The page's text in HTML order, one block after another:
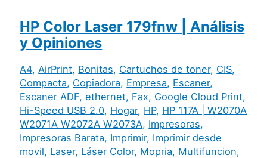
HP Color Laser 179fnw | Análisis
y Opiniones
A4, AirPrint, Bonitas, Cartuchos de toner, CIS,
Compacta, Copiadora, Empresa, Escaner,
Escaner ADF,ethernet, Fax, Google Cloud Print,
Hi-Speed USB 2.0, Hogar, HP, HP 117A | W2070A
W2071A W2072A W2073A, Impresoras,
Impresoras Barata, Imprimir, Imprimir desde
movil, Laser, Láser Color, Mopria, Multifuncion,